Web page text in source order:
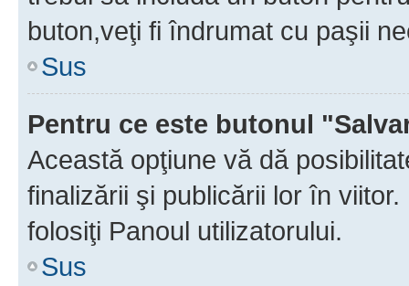
buton,veţi fi îndrumat cu paşii
Sus
Pentru ce este butonul
Această opţiune vă dă
finalizării şi publicării lor în
folosiţi Panoul utilizatorului.
Sus